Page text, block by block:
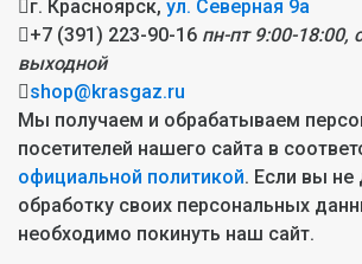
г. Красноярск, ул. Северная 9а
+7 (391) 223-90-16 пн-пт 9:00-18:00,
выходной
shop@krasgaz.ru
Мы получаем и обрабатываем
посетителей нашего сайта в
официальной политикой. Если вы не
обработку своих персональных
необходимо покинуть наш сайт.